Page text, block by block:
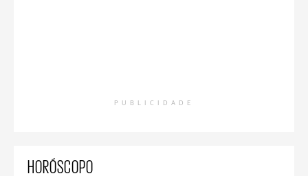
PUBLICIDADE
HORÓSCOPO